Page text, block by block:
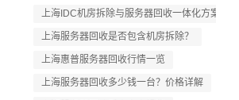
上海IDC机房拆除与服务器回收一体化方案
上海服务器回收是否包含机房拆除？
上海惠普服务器回收行情一览
上海服务器回收多少钱一台？价格详解